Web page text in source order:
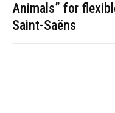
Animals” for
Saint-Saëns